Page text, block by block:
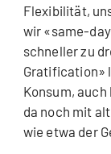
Flexibilität,
wir «same-
schneller zu
Gratification»
Konsum,
da noch mit
wie etwa der